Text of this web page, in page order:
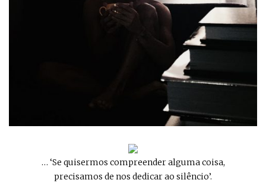
… ‘Se quisermos compreender alguma coisa,
precisamos de nos dedicar ao silêncio’.